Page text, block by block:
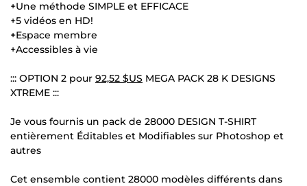
+Une méthode SIMPLE et EFFICACE
+5 vidéos en HD!
+Espace membre
+Accessibles à vie
::: OPTION 2 pour 92,52 $US MEGA PACK 28 K DESIGNS
XTREME :::
Je vous fournis un pack de 28000 DESIGN T-SHIRT
entièrement Éditables et Modifiables sur Photoshop et
autres
Cet ensemble contient 28000 modèles différents dans